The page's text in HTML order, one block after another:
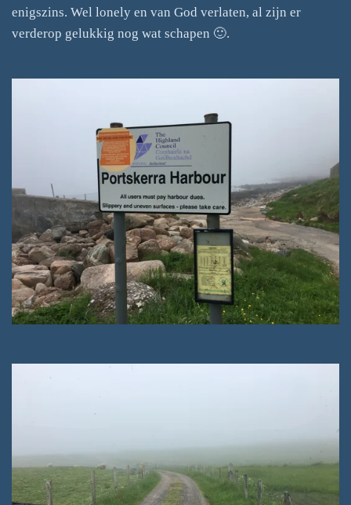
enigszins. Wel lonely en van God verlaten, al zijn er
verderop gelukkig nog wat schapen 🙂.